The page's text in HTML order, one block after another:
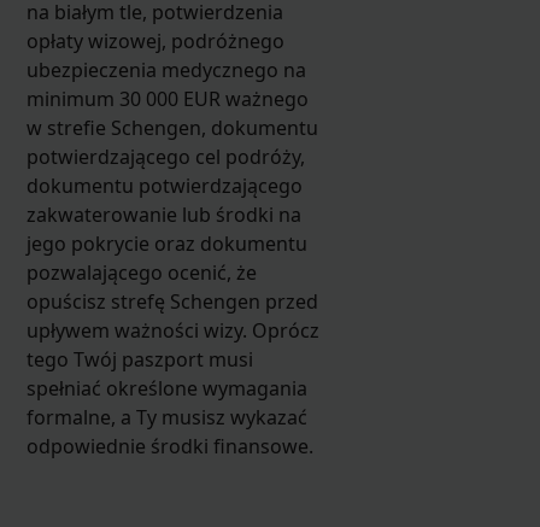
na białym tle, potwierdzenia
opłaty wizowej, podróżnego
ubezpieczenia medycznego na
minimum 30 000 EUR ważnego
w strefie Schengen, dokumentu
potwierdzającego cel podróży,
dokumentu potwierdzającego
zakwaterowanie lub środki na
jego pokrycie oraz dokumentu
pozwalającego ocenić, że
opuścisz strefę Schengen przed
upływem ważności wizy. Oprócz
tego Twój paszport musi
spełniać określone wymagania
formalne, a Ty musisz wykazać
odpowiednie środki finansowe.